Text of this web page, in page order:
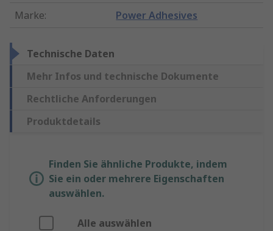
Marke: Power Adhesives
Technische Daten
Mehr Infos und technische Dokumente
Rechtliche Anforderungen
Produktdetails
Finden Sie ähnliche Produkte, indem
Sie ein oder mehrere Eigenschaften
auswählen.
Alle auswählen